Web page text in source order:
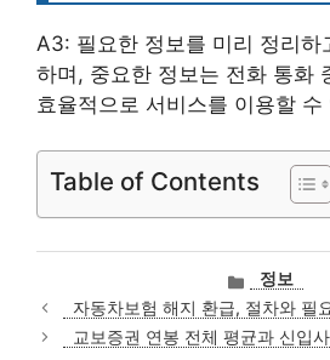
A3: 필요한 정보를 미리 정리하
하며, 중요한 정보는 전화 통화
효율적으로 서비스를 이용할 수
Table of Contents
카
테
고
리
정보
자동차보험 해지 환급, 절차와 필
교보증권 연봉 전체 평균과 신입